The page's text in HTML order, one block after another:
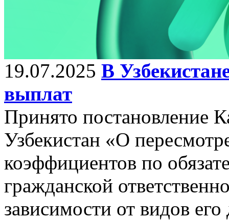
19.07.2025 В
выплат
Принято постановление
Узбекистан «О
коэффициентов по
гражданской
зависимости от видов его